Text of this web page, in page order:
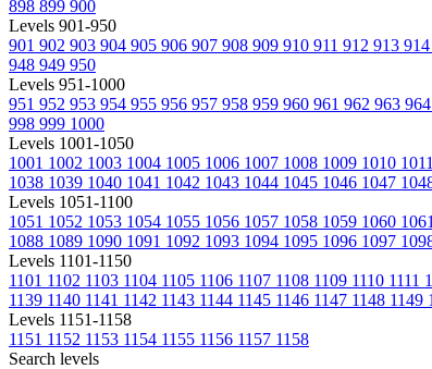
898 899 900
Levels 901-950
901 902 903 904 905 906 907 908 909 910 911 912 913 914
948 949 950
Levels 951-1000
951 952 953 954 955 956 957 958 959 960 961 962 963 964
998 999 1000
Levels 1001-1050
1001 1002 1003 1004 1005 1006 1007 1008 1009 1010 1011
1038 1039 1040 1041 1042 1043 1044 1045 1046 1047
Levels 1051-1100
1051 1052 1053 1054 1055 1056 1057 1058 1059 1060 1061
1088 1089 1090 1091 1092 1093 1094 1095 1096 1097
Levels 1101-1150
1101 1102 1103 1104 1105 1106 1107 1108 1109 1110 1111
1139 1140 1141 1142 1143 1144 1145 1146 1147 1148 1149
Levels 1151-1158
1151 1152 1153 1154 1155 1156 1157 1158
Search levels